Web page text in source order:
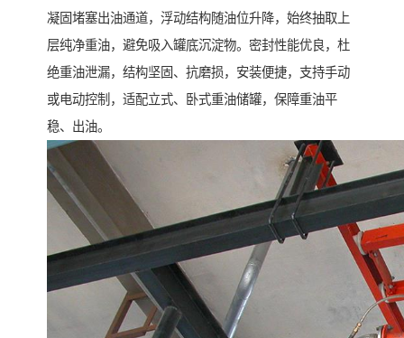
凝固堵塞出油通道，浮动结构随油位升降，始终抽取上
层纯净重油，避免吸入罐底沉淀物。密封性能优良，杜
绝重油泄漏，结构坚固、抗磨损，安装便捷，支持手动
或电动控制，适配立式、卧式重油储罐，保障重油平
稳、出油。